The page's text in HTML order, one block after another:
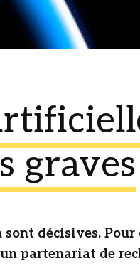
graves
sont décisives. Pour
partenariat de